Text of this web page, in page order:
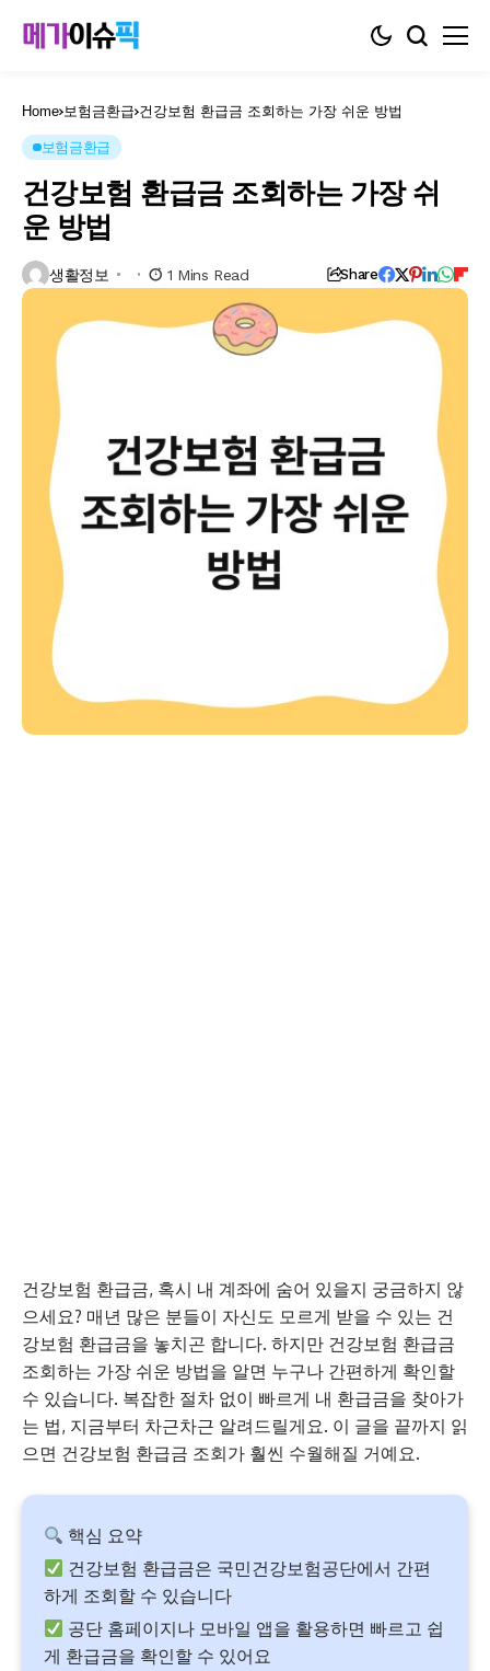
Home 보험금환급 건강보험 환급금 조회하는 가장 쉬운 방법
보험금환급
건강보험 환급금 조회하는 가장 쉬
운 방법
생활정보 1 Mins Read Share
건강보험 환급금, 혹시 내 계좌에 숨어 있을지 궁금하지 않
으세요? 매년 많은 분들이 자신도 모르게 받을 수 있는 건
강보험 환급금을 놓치곤 합니다. 하지만 건강보험 환급금
조회하는 가장 쉬운 방법을 알면 누구나 간편하게 확인할
수 있습니다. 복잡한 절차 없이 빠르게 내 환급금을 찾아가
는 법, 지금부터 차근차근 알려드릴게요. 이 글을 끝까지 읽
으면 건강보험 환급금 조회가 훨씬 수월해질 거예요.
핵심 요약
건강보험 환급금은 국민건강보험공단에서 간편
하게 조회할 수 있습니다
공단 홈페이지나 모바일 앱을 활용하면 빠르고 쉽
게 환급금을 확인할 수 있어요